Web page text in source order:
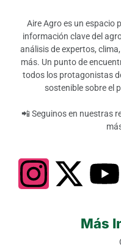
Aire Agro es un espacio
información clave del
análisis de expertos,
más. Un punto de
todos los protagonistas
sostenible sobre el
📲 Seguinos en nuestras
Más